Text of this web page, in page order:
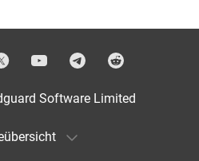
Software Limited